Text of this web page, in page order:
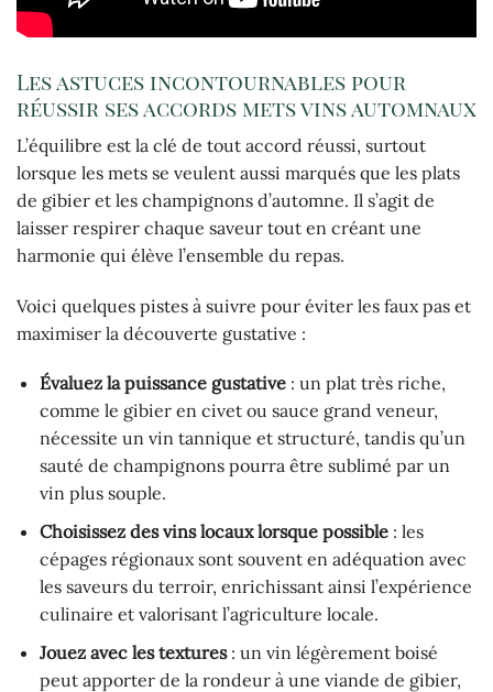
Les astuces incontournables pour
réussir ses accords mets vins automnaux
L’équilibre est la clé de tout accord réussi, surtout
lorsque les mets se veulent aussi marqués que les plats
de gibier et les champignons d’automne. Il s’agit de
laisser respirer chaque saveur tout en créant une
harmonie qui élève l’ensemble du repas.
Voici quelques pistes à suivre pour éviter les faux pas et
maximiser la découverte gustative :
Évaluez la puissance gustative: un plat très riche,
comme le gibier en civet ou sauce grand veneur,
nécessite un vin tannique et structuré, tandis qu’un
sauté de champignons pourra être sublimé par un
vin plus souple.
Choisissez des vins locaux lorsque possible: les
cépages régionaux sont souvent en adéquation avec
les saveurs du terroir, enrichissant ainsi l’expérience
culinaire et valorisant l’agriculture locale.
Jouez avec les textures: un vin légèrement boisé
peut apporter de la rondeur à une viande de gibier,